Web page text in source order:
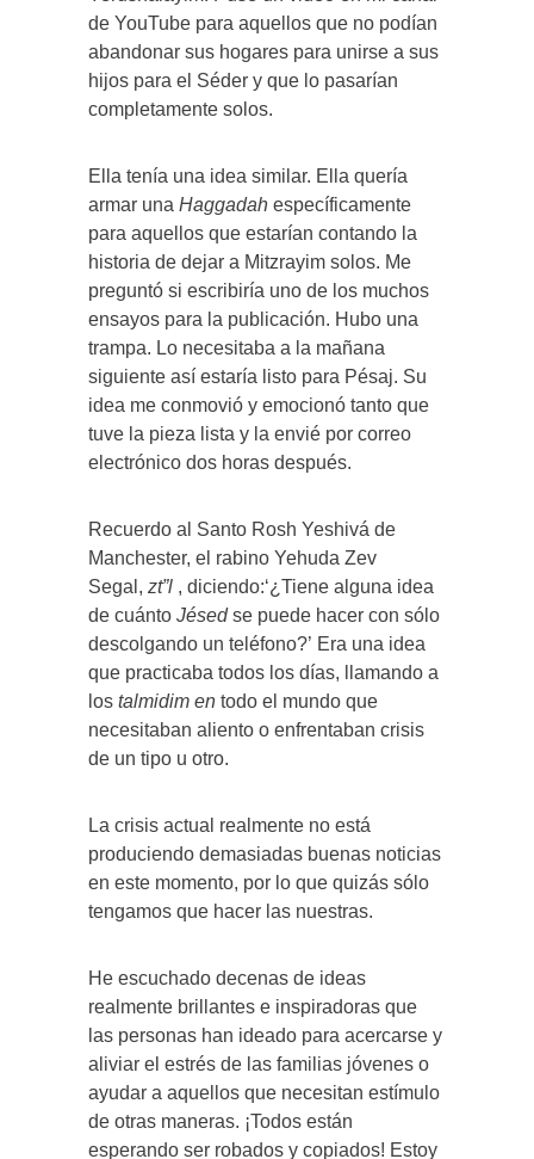
de YouTube para aquellos que no podían
abandonar sus hogares para unirse a sus
hijos para el Séder y que lo pasarían
completamente solos.
Ella tenía una idea similar. Ella quería
armar una Haggadah específicamente
para aquellos que estarían contando la
historia de dejar a Mitzrayim solos. Me
preguntó si escribiría uno de los muchos
ensayos para la publicación. Hubo una
trampa. Lo necesitaba a la mañana
siguiente así estaría listo para Pésaj. Su
idea me conmovió y emocionó tanto que
tuve la pieza lista y la envié por correo
electrónico dos horas después.
Recuerdo al Santo Rosh Yeshivá de
Manchester, el rabino Yehuda Zev
Segal, zt”l , diciendo:‘¿Tiene alguna idea
de cuánto Jésedse puede hacer con sólo
descolgando un teléfono?’ Era una idea
que practicaba todos los días, llamando a
los talmidim en todo el mundo que
necesitaban aliento o enfrentaban crisis
de un tipo u otro.
La crisis actual realmente no está
produciendo demasiadas buenas noticias
en este momento, por lo que quizás sólo
tengamos que hacer las nuestras.
He escuchado decenas de ideas
realmente brillantes e inspiradoras que
las personas han ideado para acercarse y
aliviar el estrés de las familias jóvenes o
ayudar a aquellos que necesitan estímulo
de otras maneras. ¡Todos están
esperando ser robados y copiados! Estoy